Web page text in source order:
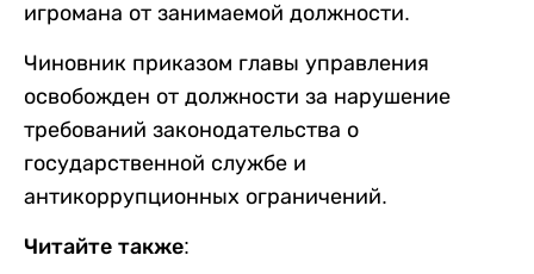
игромана от занимаемой должности.
Чиновник приказом главы управления
освобожден от должности за нарушение
требований законодательства о
государственной службе и
антикоррупционных ограничений.
Читайте также: